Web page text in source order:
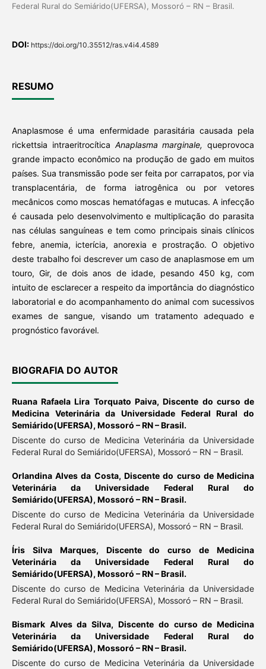
Federal Rural do Semiárido(UFERSA), Mossoró – RN – Brasil.
DOI: https://doi.org/10.35512/ras.v4i4.4589
RESUMO
Anaplasmose é uma enfermidade parasitária causada pela
rickettsia intraeritrocítica Anaplasma marginale,queprovoca
grande impacto econômico na produção de gado em muitos
países. Sua transmissão pode ser feita por carrapatos, por via
transplacentária, de forma iatrogênica ou por vetores
mecânicos como moscas hematófagas e mutucas. A infecção
é causada pelo desenvolvimento e multiplicação do parasita
nas células sanguíneas e tem como principais sinais clínicos
febre, anemia, icterícia, anorexia e prostração. O objetivo
deste trabalho foi descrever um caso de anaplasmose em um
touro, Gir, de dois anos de idade, pesando 450 kg, com
intuito de esclarecer a respeito da importância do diagnóstico
laboratorial e do acompanhamento do animal com sucessivos
exames de sangue, visando um tratamento adequado e
prognóstico favorável.
BIOGRAFIA DO AUTOR
Ruana Rafaela Lira Torquato Paiva,Discente do curso de
Medicina Veterinária da Universidade Federal Rural do
Semiárido(UFERSA), Mossoró – RN – Brasil.
Discente do curso de Medicina Veterinária da Universidade
Federal Rural do Semiárido(UFERSA), Mossoró – RN – Brasil.
Orlandina Alves da Costa, Discente do curso de Medicina
Veterinária da Universidade Federal Rural do
Semiárido(UFERSA), Mossoró – RN – Brasil.
Discente do curso de Medicina Veterinária da Universidade
Federal Rural do Semiárido(UFERSA), Mossoró – RN – Brasil.
Íris Silva Marques, Discente do curso de Medicina
Veterinária da Universidade Federal Rural do
Semiárido(UFERSA), Mossoró – RN – Brasil.
Discente do curso de Medicina Veterinária da Universidade
Federal Rural do Semiárido(UFERSA), Mossoró – RN – Brasil.
Bismark Alves da Silva, Discente do curso de Medicina
Veterinária da Universidade Federal Rural do
Semiárido(UFERSA), Mossoró – RN – Brasil.
Discente do curso de Medicina Veterinária da Universidade